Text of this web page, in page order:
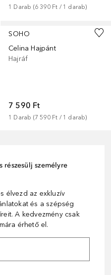
1 Darab (6 390 Ft / 1 darab)
SOHO
Celina Hajpánt
Hajráf
7 590 Ft
1 Darab (7 590 Ft / 1 darab)
részesülj személyre
élvezd az exkluzív
és a szépség
A kedvezmény csak
érhető el.